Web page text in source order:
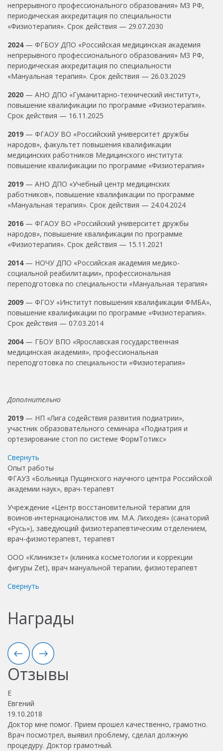
непрерывного профессионального образования» МЗ РФ,
периодическая аккредитация по специальности
«Физиотерапия». Срок действия — 29.07.2030
2024 — ФГБОУ ДПО «Российская медицинская академия
непрерывного профессионального образования» МЗ РФ,
периодическая аккредитация по специальности
«Мануальная терапия». Срок действия — 26.03.2029
2020 — АНО ДПО «Гуманитарно-технический институт»,
повышение квалификации по программе «Физиотерапия».
Срок действия — 16.11.2025
2019 — ФГАОУ ВО «Российский университет дружбы
народов», факультет повышения квалификации
медицинских работников Медицинского института:
повышение квалификации по программе «Физиотерапия»
2019 — АНО ДПО «Учебный центр медицинских
работников», повышение квалификации по программе
«Мануальная терапия». Срок действия — 24.04.2024
2016 — ФГАОУ ВО «Российский университет дружбы
народов», повышение квалификации по программе
«Физиотерапия». Срок действия — 15.11.2021
2014— НОЧУ ДПО «Российская академия медико-
социальной реабилитации», профессиональная
переподготовка по специальности «Мануальная терапия»
2009 — ФГОУ «Институт повышения квалификации ФМБА»,
повышение квалификации по программе «Физиотерапия».
Срок действия — 07.03.2014
2004— ГБОУ ВПО «Ярославская государственная
медицинская академия», профессиональная
переподготовка по специальности «Физиотерапия»
Дополнительно
2019 — НП «Лига содействия развития подиатрии»,
участник образовательного семинара «Подиатрия и
ортезирование стоп по системе ФормТотикс»
Свернуть
Опыт работы
ФГАУЗ «Больница Пущинского научного центра Российской
академии наук», врач-терапевт
Учреждение «Центр восстановительной терапии для
воинов-интернационалистов им. М.А. Лиходея» (санаторий
«Русь»), заведующий физиотерапевтическим отделением,
врач-физиотерапевт, терапевт
ООО «Клиникзет» (клиника косметологии и коррекции
фигуры Zet), врач мануальной терапии, физиотерапевт
Свернуть
Награды
Отзывы
Е
Евгений
19.10.2018
Доктор мне помог. Прием прошел качественно, грамотно.
Врач посмотрел, выявил проблему, сделал должную
процедуру. Доктор грамотный.